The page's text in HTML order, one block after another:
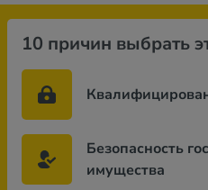
10 причин выбрать
Безопасность
имущества